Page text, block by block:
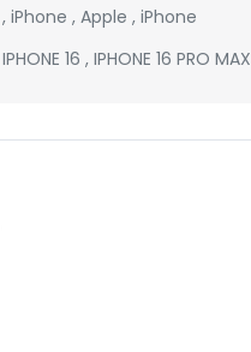
, iPhone , Apple , iPhone
IPHONE 16 , IPHONE 16 PRO MAX